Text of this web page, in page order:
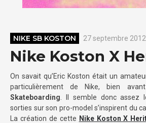
NIKE SB KOSTON 27 septembre 2012
Nike Koston X
On savait qu’Eric Koston était un
particulièrement de Nike, bien
Skateboarding . Il semble donc assez
sorties sur son pro-model s’inspirent du
La création de cette Nike Koston X